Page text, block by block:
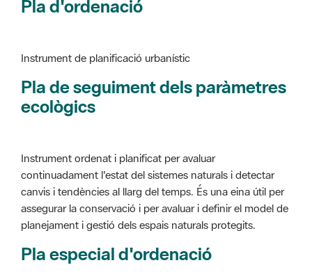
Instrument de planificació urbanístic
ecològics
Instrument ordenat i planificat per avaluar
assegurar la conservació i per avaluar i definir el model de
planejament i gestió dels espais naturals protegits.
Pla especial d'ordenació
Instrument de planificació urbanístic